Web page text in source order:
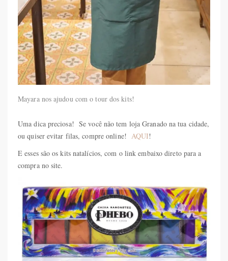
Mayara nos ajudou com o tour dos kits!
Uma dica preciosa! Se você não tem loja Granado na tua cidade,
ou quiser evitar filas, compre online!AQUI!
E esses são os kits natalícios, com o link embaixo direto para a
compra no site.